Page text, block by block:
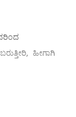
ಹೀಗಾಗಿ